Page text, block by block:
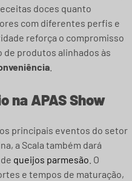
doces quanto
com diferentes perfis e
reforça o compromisso
de produtos alinhados às
na APAS Show
principais eventos do setor
a Scala também dará
queijos parmesão . O
e tempos de maturação,